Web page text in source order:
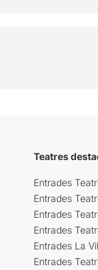
Teatres
Entrades
Entrades
Entrades
Entrades
Entrades La
Entrades